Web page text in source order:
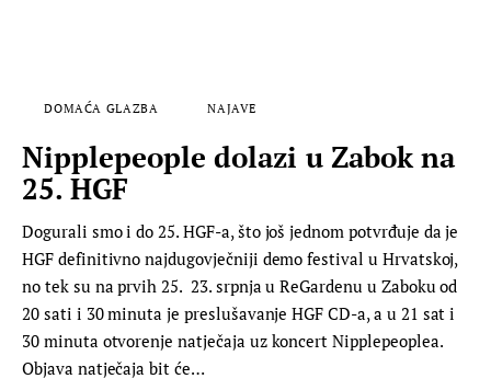
DOMAĆA GLAZBA NAJAVE
Nipplepeople dolazi u Zabok na
25. HGF
Dogurali smo i do 25. HGF-a, što još jednom potvrđuje da je
HGF definitivno najdugovječniji demo festival u Hrvatskoj,
no tek su na prvih 25. 23. srpnja u ReGardenu u Zaboku od
20 sati i 30 minuta je preslušavanje HGF CD-a, a u 21 sat i
30 minuta otvorenje natječaja uz koncert Nipplepeoplea.
Objava natječaja bit će…